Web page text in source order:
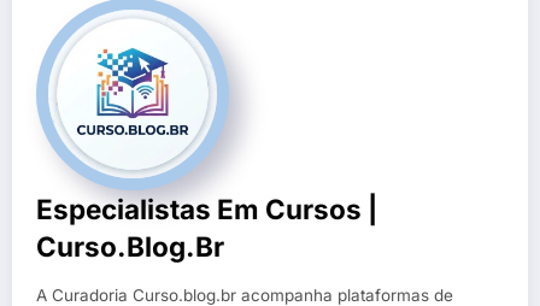
Especialistas Em Cursos |
Curso.blog.br
A Curadoria Curso.blog.br acompanha plataformas de